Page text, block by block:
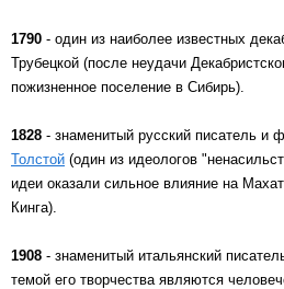
1790 - один из наиболее известных
Трубецкой (после неудачи
пожизненное поселение в Сибирь).
1828 - знаменитый русский писатель и
Толстой (один из идеологов
идеи оказали сильное влияние на
Кинга).
1908 - знаменитый итальянский
темой его творчества являются